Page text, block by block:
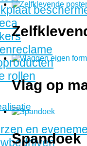
rollen
en
Vlag op
Spandoek